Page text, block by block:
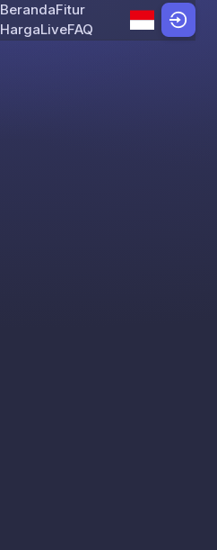
Skip to content
BerandaFitur
HargaLiveFAQ